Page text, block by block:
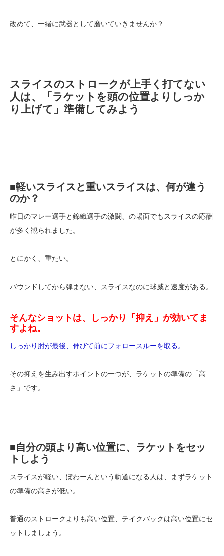
改めて、一緒に武器として磨いていきませんか？
スライスのストロークが上手く打てない
人は、「ラケットを頭の位置よりしっか
り上げて」準備してみよう
■軽いスライスと重いスライスは、何が違う
のか？
昨日のマレー選手と錦織選手の激闘、の場面でもスライスの応酬
が多く観られました。
とにかく、重たい。
バウンドしてから弾まない、スライスなのに球威と速度がある。
そんなショットは、しっかり「抑え」が効いてま
すよね。
しっかり肘が最後、伸びて前にフォロースルーを取る。
その抑えを生み出すポイントの一つが、ラケットの準備の「高
さ」です。
■自分の頭より高い位置に、ラケットをセッ
トしよう
スライスが軽い、ぽわーんという軌道になる人は、まずラケット
の準備の高さが低い。
普通のストロークよりも高い位置、テイクバックは高い位置にセ
ットしましょう。